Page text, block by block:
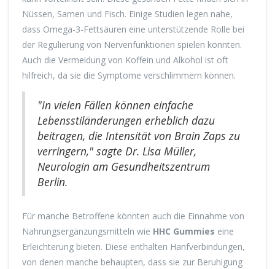
Nüssen, Samen und Fisch. Einige Studien legen nahe,
dass Omega-3-Fettsäuren eine unterstützende Rolle bei
der Regulierung von Nervenfunktionen spielen könnten.
Auch die Vermeidung von Koffein und Alkohol ist oft
hilfreich, da sie die Symptome verschlimmern können.
"In vielen Fällen können einfache
Lebensstiländerungen erheblich dazu
beitragen, die Intensität von Brain Zaps zu
verringern," sagte Dr. Lisa Müller,
Neurologin am Gesundheitszentrum
Berlin.
Für manche Betroffene könnten auch die Einnahme von
Nahrungsergänzungsmitteln wie HHC Gummies eine
Erleichterung bieten. Diese enthalten Hanfverbindungen,
von denen manche behaupten, dass sie zur Beruhigung